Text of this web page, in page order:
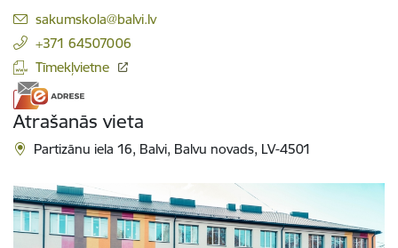
E-pasts:
sakumskola@balvi.lv
+371 64507006
Tīmekļvietne
Atrašanās vieta
Partizānu iela 16, Balvi, Balvu novads, LV-4501